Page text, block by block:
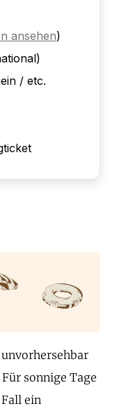
ansehen)
/ etc.
sonnige Tage
ein